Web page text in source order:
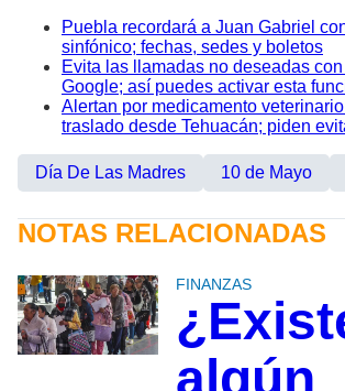
Puebla recordará a Juan Gabriel
sinfónico; fechas, sedes y boletos
Evita las llamadas no deseadas
Google; así puedes activar esta
Alertan por medicamento
traslado desde Tehuacán; piden
Día De Las Madres 10 de Mayo
NOTAS RELACIONADAS
FINANZAS
algún